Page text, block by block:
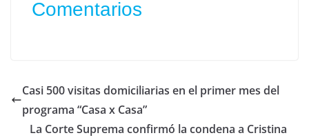
Comentarios
Casi 500 visitas domiciliarias en el primer mes del
programa “Casa x Casa”
La Corte Suprema confirmó la condena a Cristina